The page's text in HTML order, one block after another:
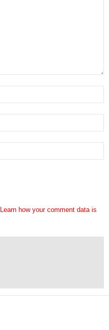
Learn how your comment data is